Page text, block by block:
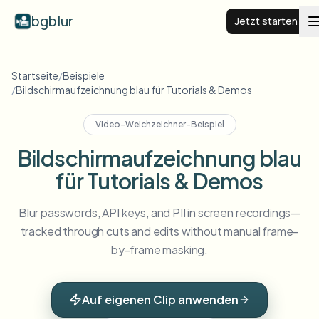
bgblur Jetzt starten
BG weichzeichnen
Beispiele
Alle Beispiele anzeigen
Die gesamte Beispielbibliothek durchsuchen
Gesicht weichzeichnen
Kennzeichen weichzeichnen
Funktionen
View all features
Schulen & Bildung
Ressourcen
Startseite/Beispiele
/Bildschirmaufzeichnung blau für Tutorials & Demos
Video-Weichzeichner-Beispiel
Bildschirmaufzeichnung blau
für Tutorials & Demos
Blur passwords, API keys, and PII in screen recordings—
tracked through cuts and edits without manual frame-
by-frame masking.
Auf eigenen Clip anwenden